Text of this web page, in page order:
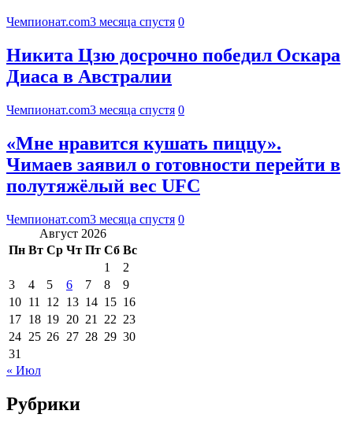
Чемпионат.com3 месяца спустя 0
Никита Цзю досрочно победил Оскара
Диаса в Австралии
Чемпионат.com3 месяца спустя 0
«Мне нравится кушать пиццу».
Чимаев заявил о готовности перейти в
полутяжёлый вес UFC
Чемпионат.com3 месяца спустя 0
Август 2026
Пн Вт Ср Чт Пт Сб Вс
1
2
3
4 5 6 7 8
9
10 11 12 13 14 15 16
17 18 19 20 21 22 23
24 25 26 27 28 29 30
31
« Июл
Рубрики